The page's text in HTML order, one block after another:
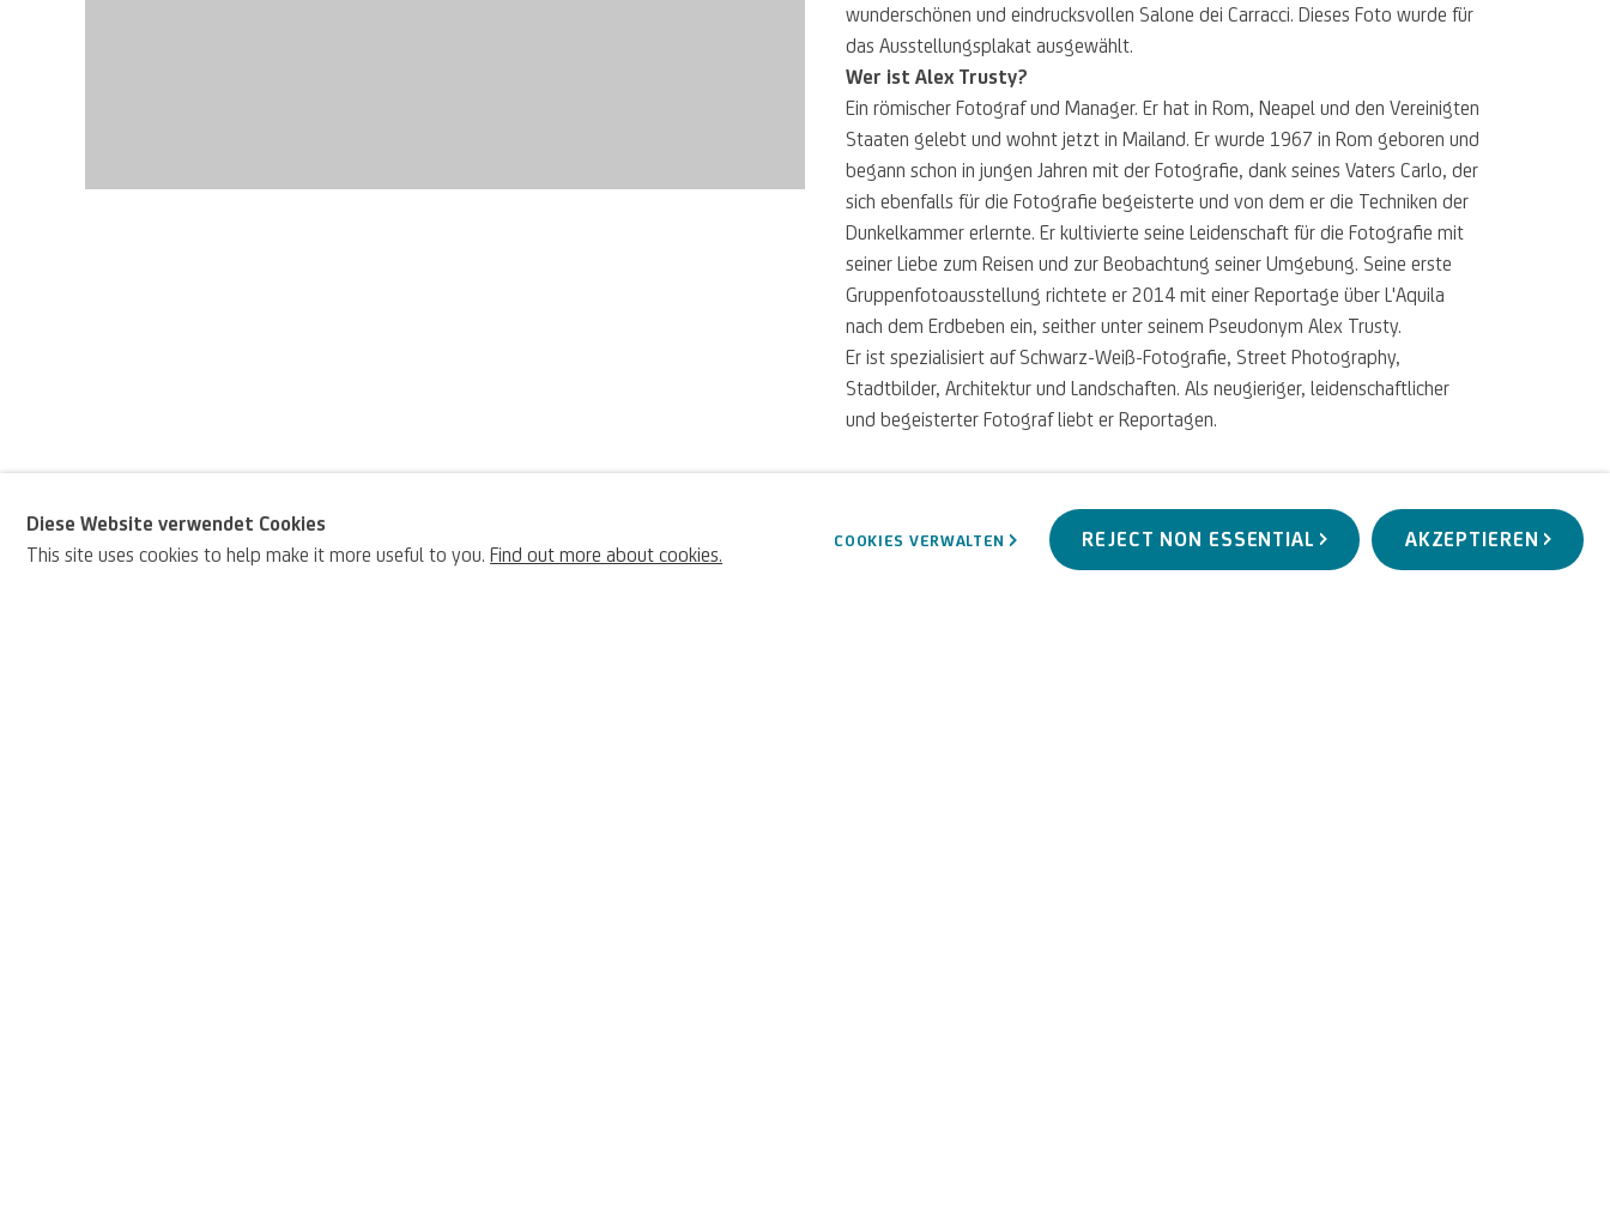
wunderschönen und eindrucksvollen Salone dei Carracci. Dieses Foto wurde für
das Ausstellungsplakat ausgewählt.
Wer ist Alex Trusty?
Ein römischer Fotograf und Manager. Er hat in Rom, Neapel und den Vereinigten
Staaten gelebt und wohnt jetzt in Mailand. Er wurde 1967 in Rom geboren und
begann schon in jungen Jahren mit der Fotografie, dank seines Vaters Carlo, der
sich ebenfalls für die Fotografie begeisterte und von dem er die Techniken der
Dunkelkammer erlernte. Er kultivierte seine Leidenschaft für die Fotografie mit
seiner Liebe zum Reisen und zur Beobachtung seiner Umgebung. Seine erste
Gruppenfotoausstellung richtete er 2014 mit einer Reportage über L'Aquila
nach dem Erdbeben ein, seither unter seinem Pseudonym Alex Trusty.
Er ist spezialisiert auf Schwarz-Weiß-Fotografie, Street Photography,
Stadtbilder, Architektur und Landschaften. Als neugieriger, leidenschaftlicher
und begeisterter Fotograf liebt er Reportagen.
Diese Website verwendet Cookies
This site uses cookies to help make it more useful to you.Find out more about cookies.
COOKIES VERWALTEN REJECT NON ESSENTIAL AKZEPTIEREN